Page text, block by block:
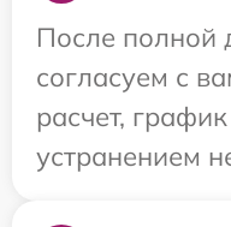
После полной
согласуем с
расчет,
устранением